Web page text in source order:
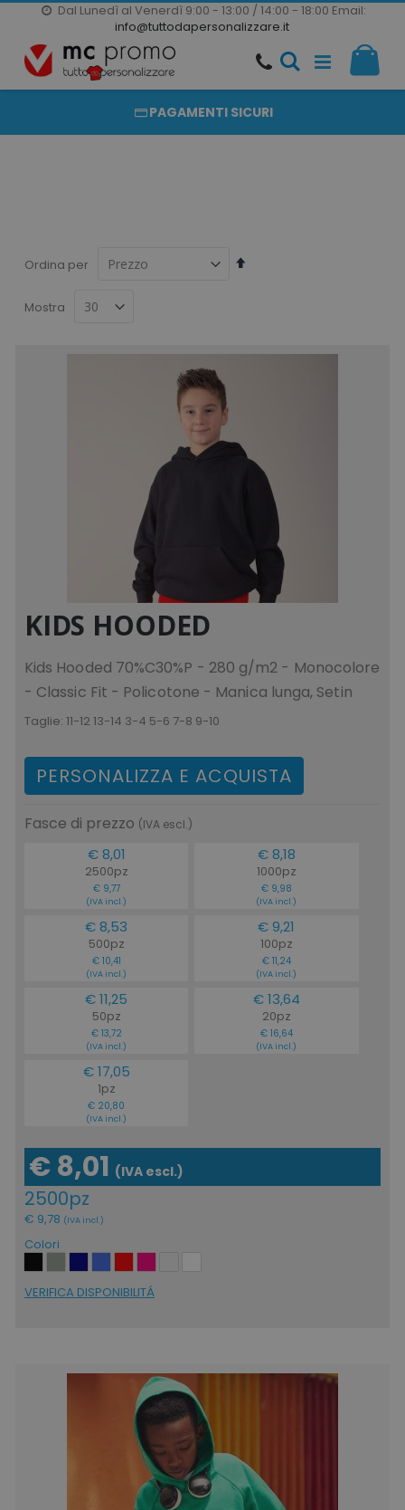
Dal Lunedì al Venerdì 9:00 - 13:00 / 14:00 - 18:00 Email:
info@tuttodapersonalizzare.it
Salta
al
contenuto
20000 PRODOTTI
PRODOTTI COMPLETAMENTE PERSONALIZZABILI
PAGAMENTI SICURI
Ordina per
Mostra
KIDS HOODED
Kids Hooded 70%C30%P - 280 g/m2 - Monocolore
- Classic Fit - Policotone - Manica lunga, Setin
Taglie: 11-12 13-14 3-4 5-6 7-8 9-10
PERSONALIZZA E ACQUISTA
Fasce di prezzo (IVA escl.)
€ 8,01
2500pz
€ 9,77
(IVA incl.)
€ 8,18
1000pz
€ 9,98
(IVA incl.)
€ 8,53
500pz
€ 10,41
(IVA incl.)
€ 9,21
100pz
€ 11,24
(IVA incl.)
€ 11,25
50pz
€ 13,72
(IVA incl.)
€ 13,64
20pz
€ 16,64
(IVA incl.)
€ 17,05
1pz
€ 20,80
(IVA incl.)
€ 8,01 (IVA escl.)
2500pz
€ 9,78 (IVA incl.)
Colori
VERIFICA DISPONIBILITÁ